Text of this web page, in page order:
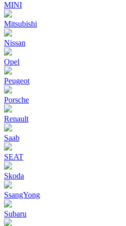
MINI
Mitsubishi
Nissan
Opel
Peugeot
Porsche
Renault
Saab
SEAT
Skoda
SsangYong
Subaru